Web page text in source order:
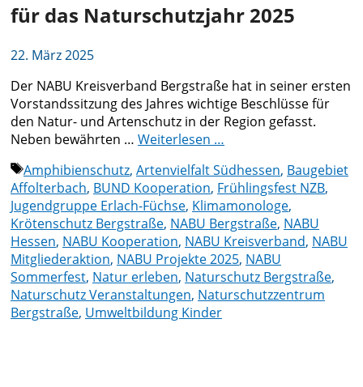
für das Naturschutzjahr 2025
22. März 2025
Der NABU Kreisverband Bergstraße hat in seiner ersten
Vorstandssitzung des Jahres wichtige Beschlüsse für
den Natur- und Artenschutz in der Region gefasst.
Neben bewährten … Weiterlesen …
Schlagwörter
Amphibienschutz, Artenvielfalt Südhessen, Baugebiet
Affolterbach, BUND Kooperation, Frühlingsfest NZB,
Jugendgruppe Erlach-Füchse, Klimamonologe,
Krötenschutz Bergstraße, NABU Bergstraße, NABU
Hessen, NABU Kooperation, NABU Kreisverband, NABU
Mitgliederaktion, NABU Projekte 2025, NABU
Sommerfest, Natur erleben, Naturschutz Bergstraße,
Naturschutz Veranstaltungen, Naturschutzzentrum
Bergstraße, Umweltbildung Kinder